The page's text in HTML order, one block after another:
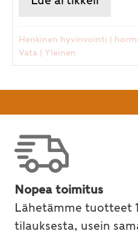
Henkinen hyvinvointi |
Vata | Yleinen
Nopea toimitus
Lähetämme tuotteet
tilauksesta, usein